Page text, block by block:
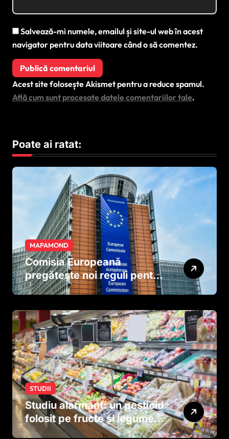
Salvează-mi numele, emailul și site-ul web în acest
navigator pentru data viitoare când o să comentez.
Acest site folosește Akismet pentru a reduce spamul.
Află cum sunt procesate datele comentariilor tale.
Poate ai ratat:
MAPAMOND
Comisia Europeană
pregătește noi reguli pentru
tutun și țigările electronice
STUDII
Studiu alarmant: un pesticid
folosit pe fructe și legume
ar putea afecta dezvoltarea